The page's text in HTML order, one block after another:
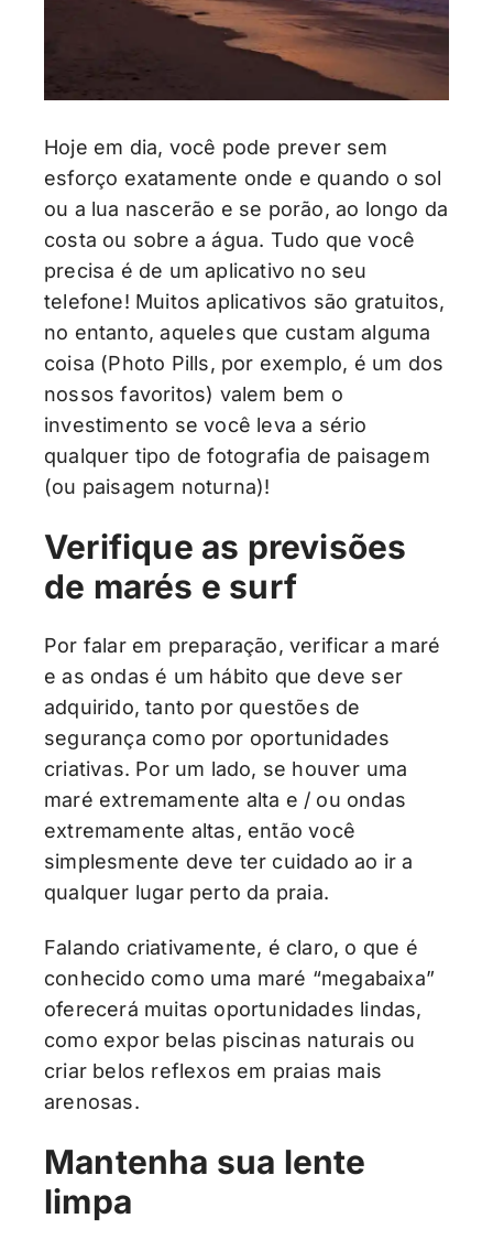
Hoje em dia, você pode prever sem
esforço exatamente onde e quando o sol
ou a lua nascerão e se porão, ao longo da
costa ou sobre a água. Tudo que você
precisa é de um aplicativo no seu
telefone! Muitos aplicativos são gratuitos,
no entanto, aqueles que custam alguma
coisa (Photo Pills, por exemplo, é um dos
nossos favoritos) valem bem o
investimento se você leva a sério
qualquer tipo de fotografia de paisagem
(ou paisagem noturna)!
Verifique as previsões
de marés e surf
Por falar em preparação, verificar a maré
e as ondas é um hábito que deve ser
adquirido, tanto por questões de
segurança como por oportunidades
criativas. Por um lado, se houver uma
maré extremamente alta e / ou ondas
extremamente altas, então você
simplesmente deve ter cuidado ao ir a
qualquer lugar perto da praia.
Falando criativamente, é claro, o que é
conhecido como uma maré “megabaixa”
oferecerá muitas oportunidades lindas,
como expor belas piscinas naturais ou
criar belos reflexos em praias mais
arenosas.
Mantenha sua lente
limpa